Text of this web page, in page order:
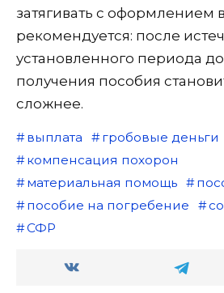
затягивать с оформлением
рекомендуется: после
установленного периода
получения пособия
сложнее.
выплата гробовые деньги
компенсация похорон
материальная помощь
пособие на погребение
СФР